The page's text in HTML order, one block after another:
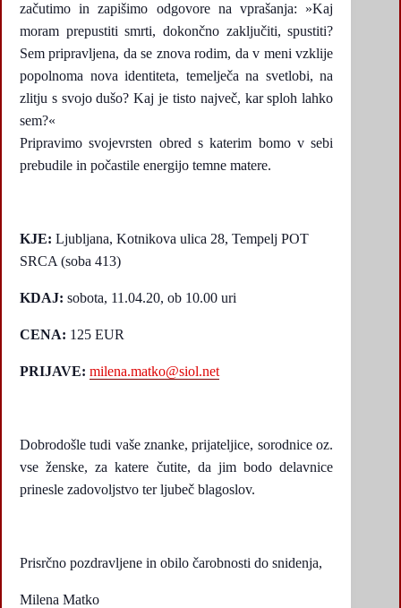
začutimo in zapišimo odgovore na vprašanja: »Kaj
moram prepustiti smrti, dokončno zaključiti, spustiti?
Sem pripravljena, da se znova rodim, da v meni vzklije
popolnoma nova identiteta, temelječa na svetlobi, na
zlitju s svojo dušo? Kaj je tisto največ, kar sploh lahko
sem?«
Pripravimo svojevrsten obred s katerim bomo v sebi
prebudile in počastile energijo temne matere.
KJE: Ljubljana, Kotnikova ulica 28, Tempelj POT
SRCA (soba 413)
KDAJ: sobota, 11.04.20, ob 10.00 uri
CENA: 125 EUR
PRIJAVE: milena.matko@siol.net
Dobrodošle tudi vaše znanke, prijateljice, sorodnice oz.
vse ženske, za katere čutite, da jim bodo delavnice
prinesle zadovoljstvo ter ljubeč blagoslov.
Prisrčno pozdravljene in obilo čarobnosti do snidenja,
Milena Matko